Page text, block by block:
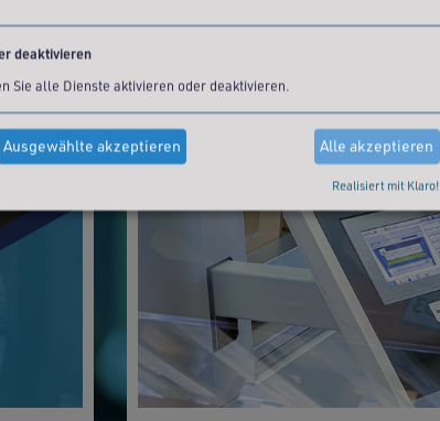
deaktivieren
Sie alle Dienste aktivieren oder deaktivieren.
Ausgewählte akzeptieren Alle akzeptieren
Realisiert mit Klaro!